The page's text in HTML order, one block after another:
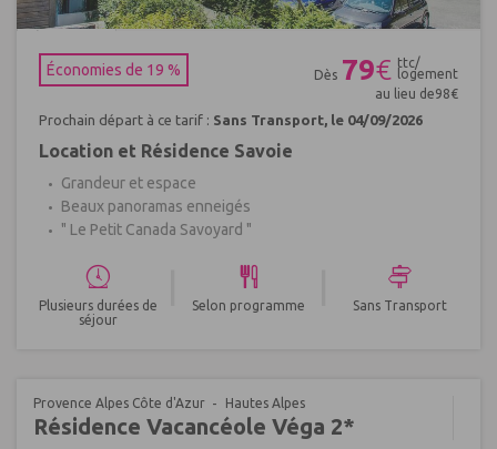
Économies de 19 %
Dès 79€ ttc/
logement
au lieu de98€
Prochain départ à ce tarif : Sans Transport, le 04/09/2026
Location et Résidence Savoie
Grandeur et espace
Beaux panoramas enneigés
" Le Petit Canada Savoyard "
Plusieurs durées de
séjour
Selon programme Sans Transport
Provence Alpes Côte d'Azur Hautes Alpes
Résidence Vacancéole Véga 2*